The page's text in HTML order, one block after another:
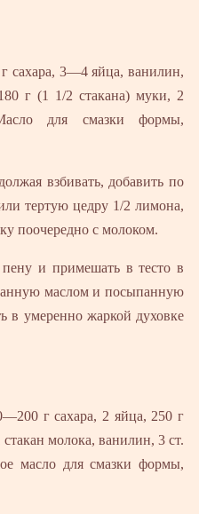
сахара, 3—4 яйца, ванилин,
г (1 1/2 стакана) муки, 2
для смазки формы,
взбивать, добавить по
тертую цедру 1/2 лимона,
поочередно с молоком.
и примешать в тесто в
маслом и посыпанную
в умеренно жаркой духовке
г сахара, 2 яйца, 250 г
молока, ванилин, 3 ст.
масло для смазки формы,